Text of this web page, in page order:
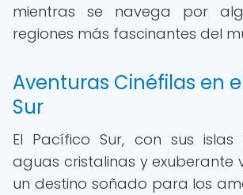
mientras se navega por
regiones más fascinantes del
Aventuras Cinéfilas en
Sur
El Pacífico Sur, con sus islas
aguas cristalinas y exuberante
un destino soñado para los